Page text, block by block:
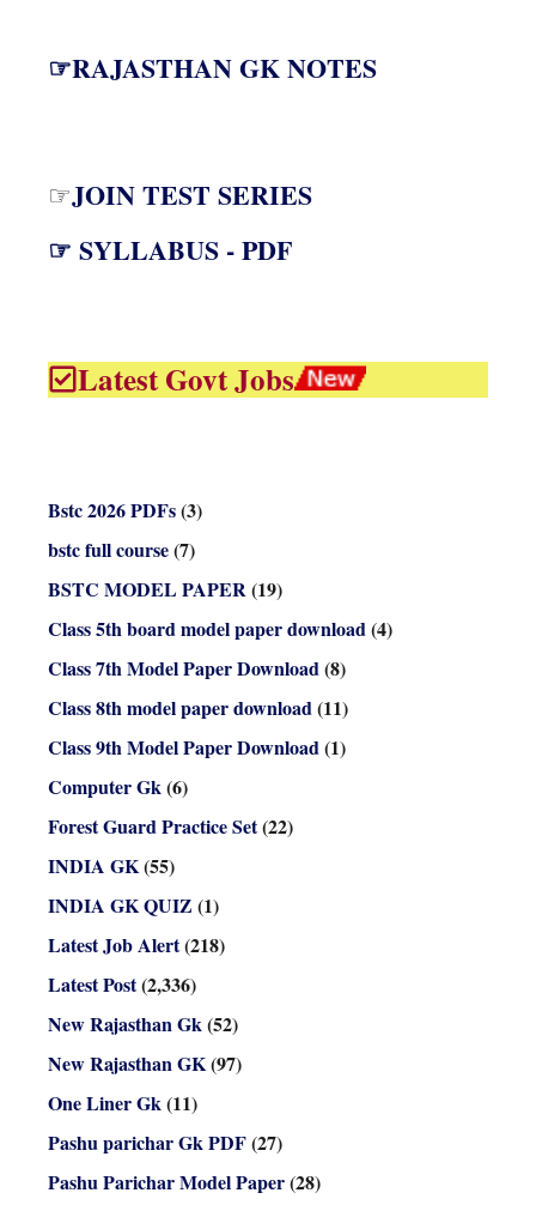
☞RAJASTHAN GK NOTES
☞JOIN TEST SERIES
☞ SYLLABUS - PDF
Latest Govt Jobs
Bstc 2026 PDFs(3)
bstc full course(7)
BSTC MODEL PAPER(19)
Class 5th board model paper download(4)
Class 7th Model Paper Download(8)
Class 8th model paper download(11)
Class 9th Model Paper Download(1)
Computer Gk(6)
Forest Guard Practice Set(22)
INDIA GK(55)
INDIA GK QUIZ (1)
Latest Job Alert(218)
Latest Post(2,336)
New Rajasthan Gk(52)
New Rajasthan GK(97)
One Liner Gk(11)
Pashu parichar Gk PDF(27)
Pashu Parichar Model Paper(28)